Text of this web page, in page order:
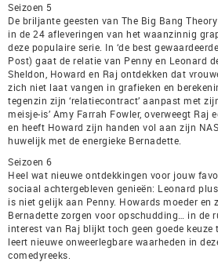
Seizoen 5
De briljante geesten van The Big Bang
in de 24 afleveringen van het waanzinnig
deze populaire serie. In ‘de best
Post) gaat de relatie van Penny en Leonard
Sheldon, Howard en Raj ontdekken dat
zich niet laat vangen in grafieken en
tegenzin zijn ‘relatiecontract’ aanpast met
meisje-is’ Amy Farrah Fowler, overweegt Raj
en heeft Howard zijn handen vol aan zijn
huwelijk met de energieke Bernadette.
Seizoen 6
Heel wat nieuwe ontdekkingen voor jouw
sociaal achtergebleven genieën: Leonard
is niet gelijk aan Penny. Howards moeder en
Bernadette zorgen voor opschudding… in de
interest van Raj blijkt toch geen goede keuze
leert nieuwe onweerlegbare waarheden in
comedyreeks.